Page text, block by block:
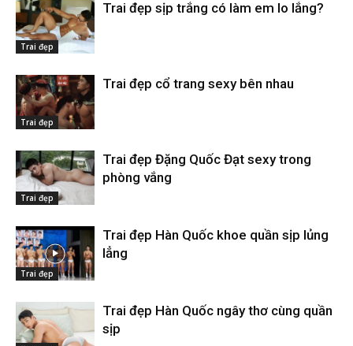
Trai đẹp
Trai đẹp sịp trắng có làm em lo lắng?
Trai đẹp
Trai đẹp cổ trang sexy bên nhau
Trai đẹp
Trai đẹp Đặng Quốc Đạt sexy trong
phòng vắng
Trai đẹp
Trai đẹp Hàn Quốc khoe quần sịp lủng
lẳng
Trai đẹp Hàn Quốc ngây thơ cùng quần
sịp